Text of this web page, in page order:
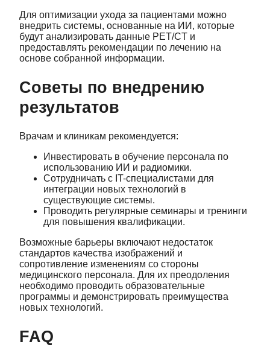
Для оптимизации ухода за пациентами можно
внедрить системы, основанные на ИИ, которые
будут анализировать данные PET/CT и
предоставлять рекомендации по лечению на
основе собранной информации.
Советы по внедрению
результатов
Врачам и клиникам рекомендуется:
Инвестировать в обучение персонала по
использованию ИИ и радиомики.
Сотрудничать с IT-специалистами для
интеграции новых технологий в
существующие системы.
Проводить регулярные семинары и тренинги
для повышения квалификации.
Возможные барьеры включают недостаток
стандартов качества изображений и
сопротивление изменениям со стороны
медицинского персонала. Для их преодоления
необходимо проводить образовательные
программы и демонстрировать преимущества
новых технологий.
FAQ